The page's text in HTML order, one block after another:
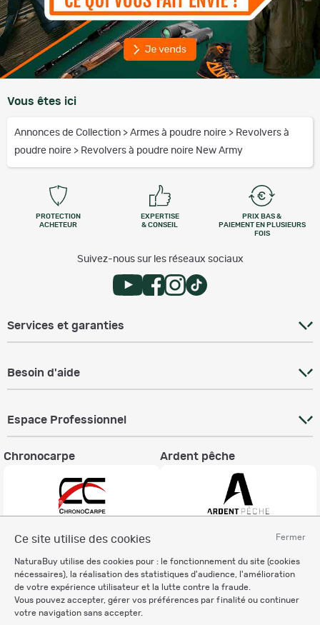
Fermer
Ce site utilise des cookies
NaturaBuy utilise des cookies pour : le fonctionnement du site (cookies
nécessaires), la réalisation des statistiques d'audience, l'amélioration
de votre expérience utilisateur et la lutte contre la fraude.
Vous pouvez accepter, gérer vos préférences par finalité ou continuer
votre navigation sans accepter.
Vous êtes ici
Annonces de Collection > Armes à poudre noire > Revolvers à
poudre noire > Revolvers à poudre noire New Army
PROTECTION
ACHETEUR
EXPERTISE
& CONSEIL
PRIX BAS &
PAIEMENT EN PLUSIEURS
FOIS
Suivez-nous sur les réseaux sociaux
Services et garanties
Besoin d'aide
Espace Professionnel
Chronocarpe Ardent pêche
Charte éthique
Mentions légales
Règlement & Conditions d'utilisation
Politique de protection